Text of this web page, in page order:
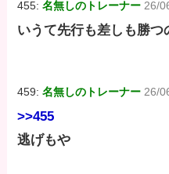
455:名無しのトレーナー 26/
いうて先行も差しも勝つ
459:名無しのトレーナー 26/
>>455
逃げもや